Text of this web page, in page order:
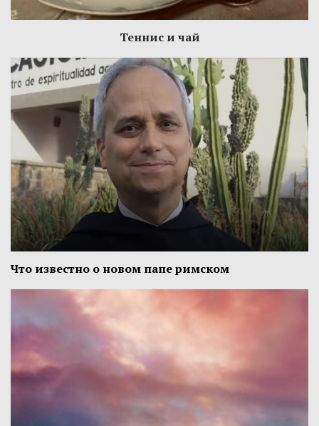
Теннис и чай
Что известно о новом папе римском